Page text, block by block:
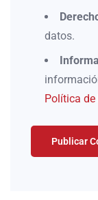
datos.
Política